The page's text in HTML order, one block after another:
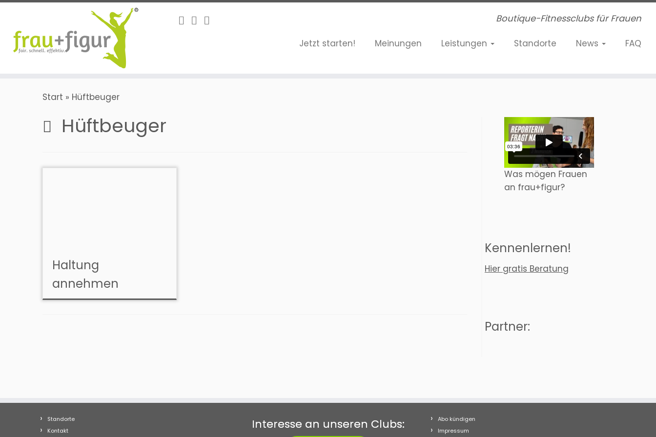
Zum
springen
Boutique-Fitnessclubs für Frauen
Jetzt starten! Meinungen Leistungen Standorte News FAQ
Start » Hüftbeuger
Hüftbeuger
Haltung
annehmen
Was mögen Frauen
an frau+figur?
Kennenlernen!
Hier gratis Beratung
Partner:
Standorte
Kontakt
Interesse an unseren Clubs:
Abo kündigen
Impressum